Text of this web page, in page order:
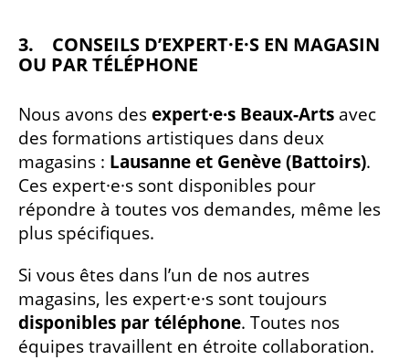
3. CONSEILS D’EXPERT·E·S EN MAGASIN
OU PAR TÉLÉPHONE
Nous avons desexpert·e·s Beaux-Arts avec
des formations artistiques dans deux
magasins : Lausanne et Genève (Battoirs).
Ces expert·e·s sont disponibles pour
répondre à toutes vos demandes, même les
plus spécifiques.
Si vous êtes dans l’un de nos autres
magasins, les expert·e·s sont toujours
disponibles par téléphone. Toutes nos
équipes travaillent en étroite collaboration.